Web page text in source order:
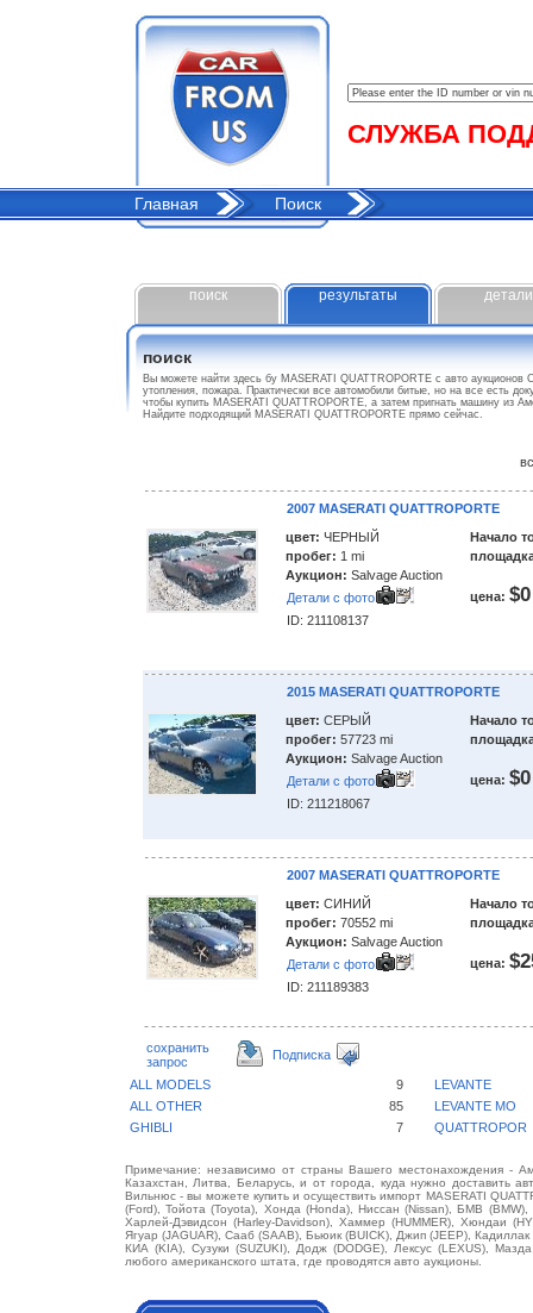
СЛУЖБА
Главная Поиск
поиск результаты детали
поиск
Вы можете найти здесь бу MASERATI QUATTROPORTE с авто
утопления, пожара. Практически все автомобили битые, но на все есть
чтобы купить MASERATI QUATTROPORTE, а затем пригнать машину из
Найдите подходящий MASERATI QUATTROPORTE прямо сейчас.
2007 MASERATI QUATTROPORTE
цвет: ЧЕРНЫЙ
пробег: 1 mi
Аукцион: Salvage Auction
Детали с фото
ID: 211108137
Начало
цена: $0
2015 MASERATI QUATTROPORTE
цвет: СЕРЫЙ
пробег: 57723 mi
Аукцион: Salvage Auction
Детали с фото
ID: 211218067
Начало
цена: $0
2007 MASERATI QUATTROPORTE
цвет: СИНИЙ
пробег: 70552 mi
Аукцион: Salvage Auction
Детали с фото
ID: 211189383
Начало
цена:
сохранить
запрос
Подписка
ALL MODELS 9
LEVANTE
ALL OTHER
85
LEVANTE MO
GHIBLI
7 QUATTROPOR
Примечание: независимо от страны Вашего местонахождения -
Казахстан, Литва, Беларусь, и от города, куда нужно доставить
Вильнюс - вы можете купить и осуществить импорт MASERATI
(Ford), Тойота (Toyota), Хонда (Honda), Ниссан (Nissan), БМВ
Харлей-Дэвидсон (Harley-Davidson), Хаммер (HUMMER), Хюндаи
Ягуар (JAGUAR), Сааб (SAAB), Бьюик (BUICK), Джип (JEEP),
КИА (KIA), Сузуки (SUZUKI), Додж (DODGE), Лексус (LEXUS),
любого американского штата, где проводятся авто аукционы.